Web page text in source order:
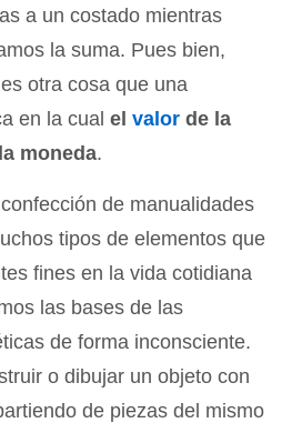
a un costado mientras
la suma. Pues bien,
otra cosa que una
en la cual el valor de la
moneda.
de manualidades
tipos de elementos que
fines en la vida cotidiana
las bases de las
de forma inconsciente.
o dibujar un objeto con
de piezas del mismo